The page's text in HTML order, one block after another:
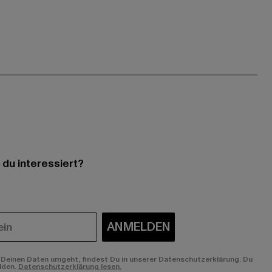
interessiert?
ANMELDEN
Daten umgeht, findest Du in unserer Datenschutzerklärung. Du
Datenschutzerklärung lesen.